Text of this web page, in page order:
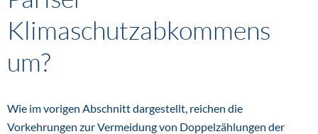
Klimaschutzabkommens
um?
Wie im vorigen Abschnitt dargestellt, reichen die
Vorkehrungen zur Vermeidung von Doppelzählungen der